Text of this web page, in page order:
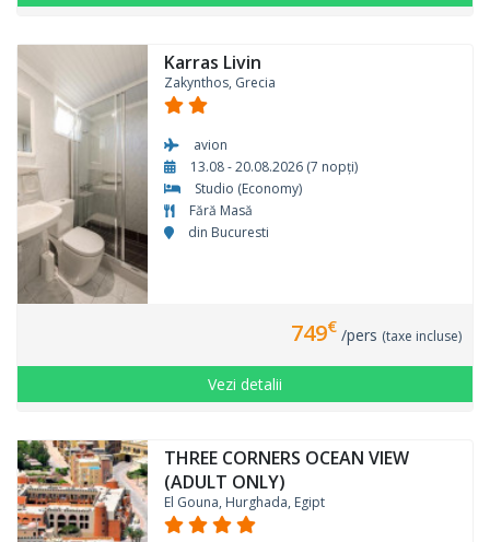
Karras Livin
Zakynthos, Grecia
avion
13.08 - 20.08.2026 (7 nopți)
Studio (Economy)
Fără Masă
din Bucuresti
749€ /pers (taxe incluse)
Vezi detalii
THREE CORNERS OCEAN VIEW
(ADULT ONLY)
El Gouna, Hurghada, Egipt